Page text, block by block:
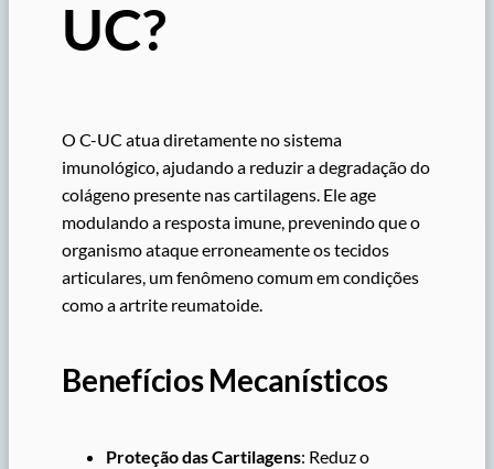
UC?
O C-UC atua diretamente no sistema
imunológico, ajudando a reduzir a degradação do
colágeno presente nas cartilagens. Ele age
modulando a resposta imune, prevenindo que o
organismo ataque erroneamente os tecidos
articulares, um fenômeno comum em condições
como a artrite reumatoide.
Benefícios Mecanísticos
Proteção das Cartilagens: Reduz o